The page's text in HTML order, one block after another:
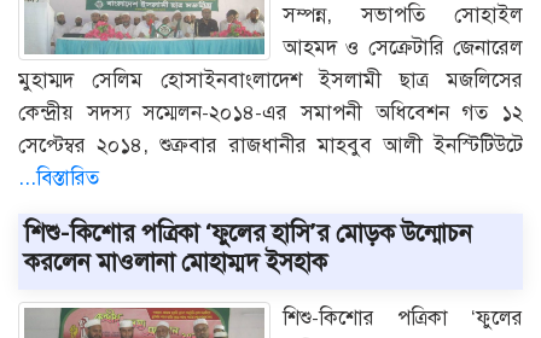
সম্পন্ন, সভাপতি সোহাইল
আহমদ ও সেক্রেটারি জেনারেল
মুহাম্মদ সেলিম হোসাইনবাংলাদেশ ইসলামী ছাত্র মজলিসের
কেন্দ্রীয় সদস্য সম্মেলন-২০১৪-এর সমাপনী অধিবেশন গত ১২
সেপ্টেম্বর ২০১৪, শুক্রবার রাজধানীর মাহবুব আলী ইনস্টিটিউটে
...বিস্তারিত
শিশু-কিশোর পত্রিকা ‘ফুলের হাসি’র মোড়ক উন্মোচন
করলেন মাওলানা মোহাম্মদ ইসহাক
শিশু-কিশোর পত্রিকা ‘ফুলের